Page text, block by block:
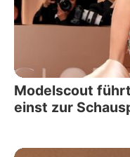
Modelscout
einst zur